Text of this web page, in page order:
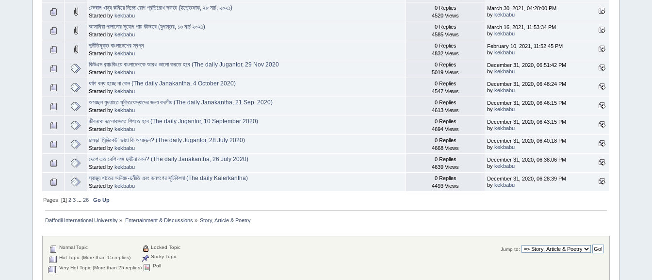
ভেজাল খাদ্য কমিয়ে দিচ্ছে রোগ প্রতিরোধ ক্ষমতা (ইত্তেফাক, ২৮ মার্চ, ২০২১)
Started bykekbabu
0 Replies
4520 Views
March 30, 2021, 04:28:00 PM
bykekbabu
আসামিরা পালানোর সুযোগ পায় কীভাবে (যুগান্তর, ১৩ মার্চ ২০২১)
Started bykekbabu
0 Replies
4585 Views
March 16, 2021, 11:53:34 PM
bykekbabu
দুর্নীতিমুক্ত বাংলাদেশের স্বপ্ন
Started bykekbabu
0 Replies
4832 Views
February 10, 2021, 11:52:45 PM
bykekbabu
কিউএস র‌্যাংকিংয়ে বাংলাদেশকে আরও ভালো করতে হবে (The daily Jugantor, 29 Nov 2020
Started bykekbabu
0 Replies
5019 Views
December 31, 2020, 06:51:42 PM
bykekbabu
ধর্ষণ বন্ধ হচ্ছে না কেন (The daily Janakantha, 4 October 2020)
Started bykekbabu
0 Replies
4547 Views
December 31, 2020, 06:48:24 PM
bykekbabu
অসচ্ছল যুদ্ধাহত মুক্তিযোদ্ধাদের জন্য করণীয় (The daily Janakantha, 21 Sep. 2020)
Started bykekbabu
0 Replies
4613 Views
December 31, 2020, 06:46:15 PM
bykekbabu
জীবনকে ভালোবাসতে শিখতে হবে (The daily Jugantor, 10 September 2020)
Started bykekbabu
0 Replies
4694 Views
December 31, 2020, 06:43:15 PM
bykekbabu
চামড়া ‘সিন্ডিকেট’ ভাঙা কি অসম্ভব? (The daily Jugantor, 28 July 2020)
Started bykekbabu
0 Replies
4668 Views
December 31, 2020, 06:40:18 PM
bykekbabu
দেশে এত বেশি লঞ্চ দুর্ঘটনা কেন? (The daily Janakantha, 26 July 2020)
Started bykekbabu
0 Replies
4639 Views
December 31, 2020, 06:38:06 PM
bykekbabu
স্বাস্থ্য খাতের অনিয়ম-দুর্নীতি এবং জনগণের সুচিকিৎসা (The daily Kalerkantha)
Started bykekbabu
0 Replies
4493 Views
December 31, 2020, 06:28:39 PM
bykekbabu
Pages: [1]2 3 ...26 Go Up
Daffodil International University » Entertainment & Discussions » Story, Article & Poetry
Jump to:
Normal Topic
Hot Topic (More than 15 replies)
Very Hot Topic (More than 25 replies)
Locked Topic
Sticky Topic
Poll